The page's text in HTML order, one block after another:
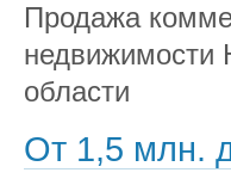
Продажа
недвижимости
области
От 1,5 млн.